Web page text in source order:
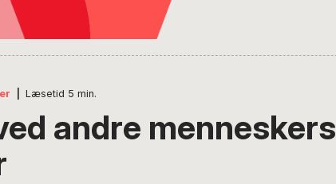
Læsetid 5 min.
andre menneskers